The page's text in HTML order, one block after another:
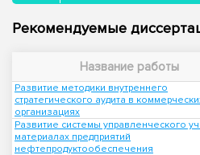
Рекомендуемые
Название работы
Развитие методики внутреннего
стратегического аудита в
организациях
Развитие системы управленческого
материалах предприятий
нефтепродуктообеспечения